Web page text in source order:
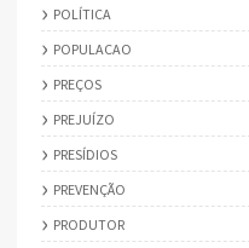
POLÍTICA
POPULACAO
PREÇOS
PREJUÍZO
PRESÍDIOS
PREVENÇÃO
PRODUTOR